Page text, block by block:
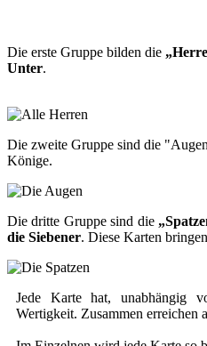
Die erste Gruppe bilden die
Unter.
Die zweite Gruppe sind die
Könige.
Die dritte Gruppe sind die
die Siebener. Diese Karten
Jede Karte hat, unabhängig
Wertigkeit. Zusammen erreichen